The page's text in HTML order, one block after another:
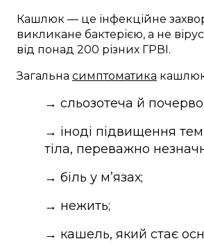
Кашлюк — це інфекційне
викликане бактерією, а не
від понад 200 різних ГРВІ.
Загальна симптоматика
→ сльозотеча й
→ іноді підвищення
тіла, переважно
→ біль у м’язах;
→ нежить;
→ кашель, який стає